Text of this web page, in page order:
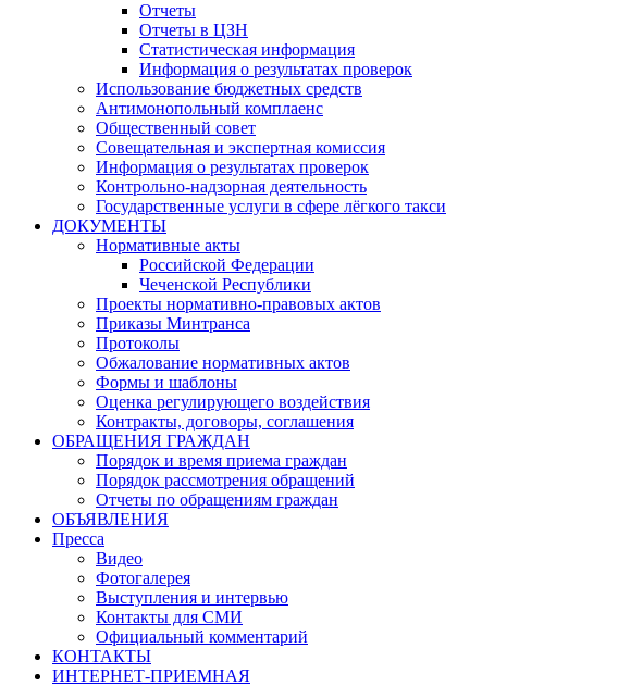
Отчеты
Отчеты в ЦЗН
Статистическая информация
Информация о результатах проверок
Использование бюджетных средств
Антимонопольный комплаенс
Общественный совет
Совещательная и экспертная комиссия
Информация о результатах проверок
Контрольно-надзорная деятельность
Государственные услуги в сфере лёгкого такси
ДОКУМЕНТЫ
Нормативные акты
Российской Федерации
Чеченской Республики
Проекты нормативно-правовых актов
Приказы Минтранса
Протоколы
Обжалование нормативных актов
Формы и шаблоны
Оценка регулирующего воздействия
Контракты, договоры, соглашения
ОБРАЩЕНИЯ ГРАЖДАН
Порядок и время приема граждан
Порядок рассмотрения обращений
Отчеты по обращениям граждан
ОБЪЯВЛЕНИЯ
Пресса
Видео
Фотогалерея
Выступления и интервью
Контакты для СМИ
Официальный комментарий
КОНТАКТЫ
ИНТЕРНЕТ-ПРИЕМНАЯ